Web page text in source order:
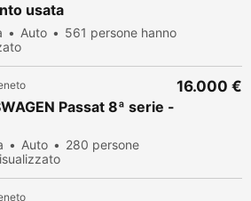
usata
Auto
561 persone hanno
Passat 8ª serie -
Auto
280 persone
16.000 €